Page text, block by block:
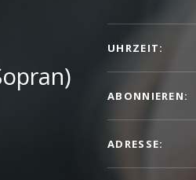
UHRZEIT
ABONNIEREN
ADRESSE